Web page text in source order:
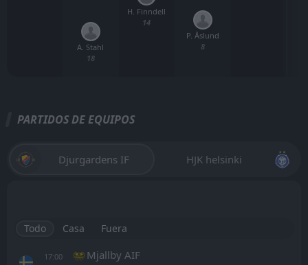
A. Stahl
18
H. Finndell
14
P. Åslund
8
PARTIDOS DE EQUIPOS
Djurgardens IF HJK helsinki
Todo Casa Fuera
17:00
Mjallby AIF